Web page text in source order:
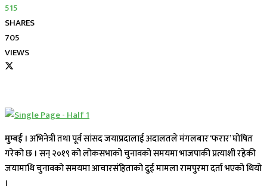
515
SHARES
705
VIEWS
मुम्बई । अभिनेत्री तथा पूर्व सांसद जयाप्रदालाई अदालतले मंगलबार ‘फरार’ घोषित
गरेको छ । सन् २०१९ को लोकसभाको चुनावको समयमा भाजपाकी प्रत्याशी रहेकी
जयामाथि चुनावको समयमा आचारसंहिताको दुई मामला रामपुरमा दर्ता भएको थियो
।